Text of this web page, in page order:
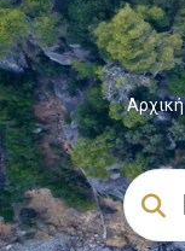
Αρχική